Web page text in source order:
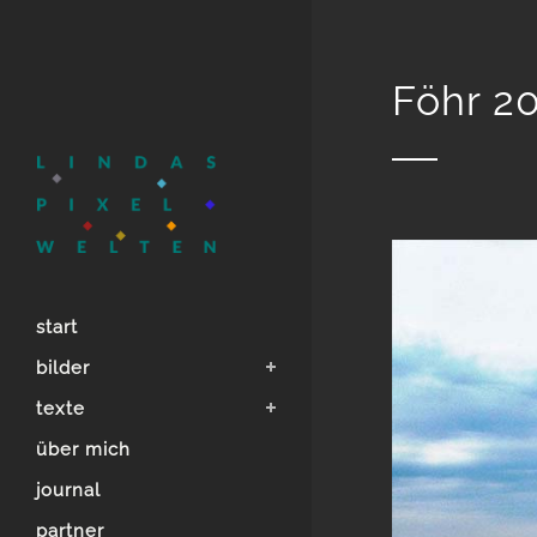
start
bilder
texte
über mich
journal
partner
Föhr